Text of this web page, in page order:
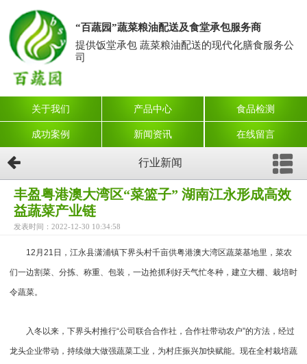
“百蔬园”蔬菜粮油配送及食堂承包服务商
提供饭堂承包 蔬菜粮油配送的现代化膳食服务公
司
关于我们 产品中心 食品检测
成功案例 新闻资讯 在线留言
行业新闻
丰盈粤港澳大湾区“菜篮子” 湖南江永形成高效
益蔬菜产业链
发表时间：2022-12-30 10:34:58
12月21日，江永县潇浦镇下界头村千亩供粤港澳大湾区蔬菜基地里，菜农
们一边割菜、分拣、称重、包装，一边抢抓利好天气忙冬种，建立大棚、栽培时
令蔬菜。
入冬以来，下界头村推行“公司联合合作社，合作社带动农户”的方法，经过
龙头企业带动，持续做大做强蔬菜工业，为村庄振兴加快赋能。现在全村栽培蔬